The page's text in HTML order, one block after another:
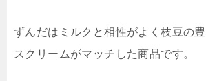
ずんだはミルクと相性がよく枝豆の
スクリームがマッチした商品です。